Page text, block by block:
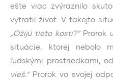
ešte viac zvýraznilo
vytratil život. V takejto
„Ožijú tieto kosti?“Prorok
situácie, ktorej nebolo
ľudskými prostriedkami,
vieš.“Prorok vo svojej